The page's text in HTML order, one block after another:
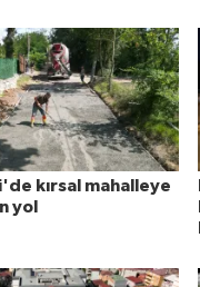
kırsal mahalleye
yol